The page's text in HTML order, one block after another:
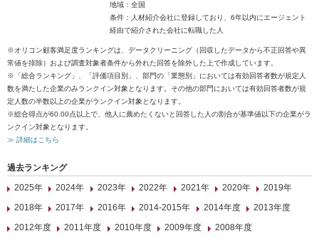
地域：全国
条件：人材紹介会社に登録しており、6年以内にエージェント
経由で紹介された会社に転職した人
※オリコン顧客満足度ランキングは、データクリーニング（回収したデータから不正回答や異
常値を排除）および調査対象者条件から外れた回答を除外した上で作成しています。
※「総合ランキング」、「評価項目別」、部門の「業態別」においては有効回答者数が規定人
数を満たした企業のみランクイン対象となります。その他の部門においては有効回答者数が規
定人数の半数以上の企業がランクイン対象となります。
※総合得点が60.00点以上で、他人に薦めたくないと回答した人の割合が基準値以下の企業がラ
ンクイン対象となります。
≫ 詳細はこちら
過去ランキング
2025年
2024年 2023年 2022年 2021年 2020年
2019年
2018年
2017年 2016年 2014-2015年 2014年度
2013年度
2012年度
2011年度 2010年度 2009年度 2008年度